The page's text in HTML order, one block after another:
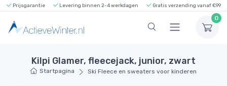
Prijsgarantie Levering binnen 2-4 werkdagen Gratis verzending vanaf €99
0
Kilpi Glamer, fleecejack, junior, zwart
Startpagina Ski Fleece en sweaters voor kinderen